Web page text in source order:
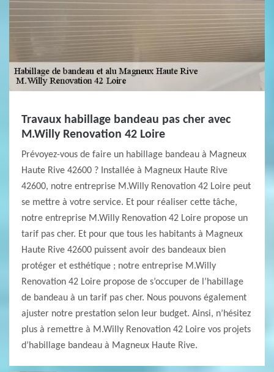
Travaux habillage bandeau pas cher avec
M.Willy Renovation 42 Loire
Prévoyez-vous de faire un habillage bandeau à Magneux
Haute Rive 42600 ? Installée à Magneux Haute Rive
42600, notre entreprise M.Willy Renovation 42 Loire peut
se mettre à votre service. Et pour réaliser cette tâche,
notre entreprise M.Willy Renovation 42 Loire propose un
tarif pas cher. Et pour que tous les habitants à Magneux
Haute Rive 42600 puissent avoir des bandeaux bien
protéger et esthétique ; notre entreprise M.Willy
Renovation 42 Loire propose de s’occuper de l’habillage
de bandeau à un tarif pas cher. Nous pouvons également
ajuster notre prestation selon leur budget. Ainsi, n’hésitez
plus à remettre à M.Willy Renovation 42 Loire vos projets
d’habillage bandeau à Magneux Haute Rive.